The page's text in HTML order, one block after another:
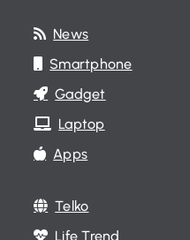
News
Smartphone
Gadget
Laptop
Apps
Telko
Life Trend